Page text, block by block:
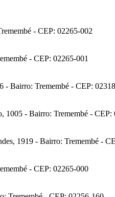
- CEP: 02265-002
- CEP: 02265-001
- Bairro: Tremembé - CEP:
1005 - Bairro: Tremembé - CEP:
1919 - Bairro: Tremembé -
- CEP: 02265-000